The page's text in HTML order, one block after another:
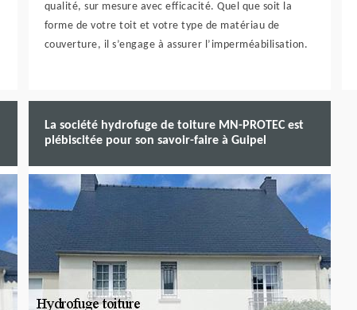
qualité, sur mesure avec efficacité. Quel que soit la
forme de votre toit et votre type de matériau de
couverture, il s’engage à assurer l’imperméabilisation.
La société hydrofuge de toiture MN-PROTEC est
plébiscitée pour son savoir-faire à Guipel